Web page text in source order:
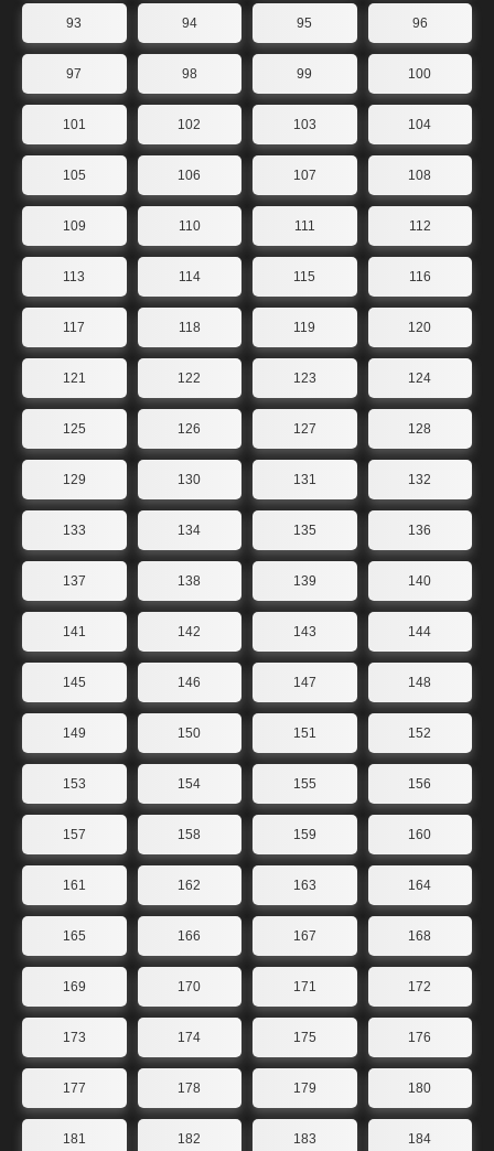
93 94 95 96
97 98 99 100
101 102 103 104
105 106 107 108
109 110 111 112
113 114 115 116
117 118 119 120
121 122 123 124
125 126 127 128
129 130 131 132
133 134 135 136
137 138 139 140
141 142 143 144
145 146 147 148
149 150 151 152
153 154 155 156
157 158 159 160
161 162 163 164
165 166 167 168
169 170 171 172
173 174 175 176
177 178 179 180
181 182 183 184